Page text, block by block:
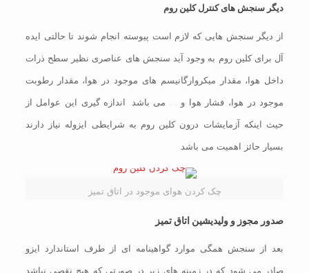
دیگر سنجش های کنترل کلین روم
از دیگر سنجش هایی که لازم است پیوسته انجام شوند تا حالتی ایده
آل برای کلین روم به وجود آید سنجش های عناصری نظیر سطح ذرات
داخل هوا، مقدار میکروارگانیسم های موجود در هوا، مقدار رطوبت
موجود در هوا، فشار هوا و … می باشد. اندازه گیری این عوامل از
حیث اینکه آزمایشات درون کلین روم به شرایطی ایزوله نیاز دارند
بسیار حائز اهمیت می باشد.
چک کردن هوای موجود در اتاق تمیز
صدور مجوز و ولیدیشین اتاق تمیز
بعد از سنجش همگی موارد گواهینامه ای از طرف استاندارد ایزو
صادر می شود که در زمینه های زیر در صورتی که هیچ نقصی نباشد